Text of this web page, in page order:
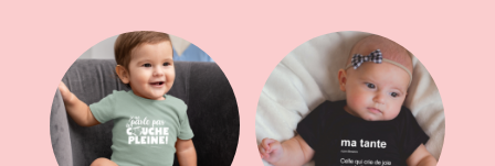
24.99$
peuvent
être
choisies
sur
24.99$
être